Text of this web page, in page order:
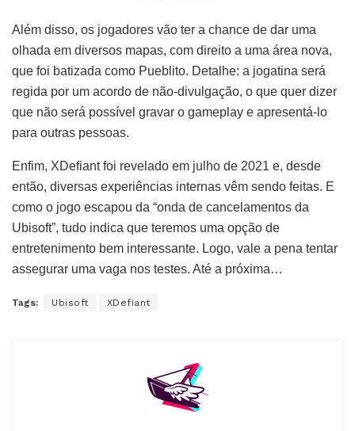
Além disso, os jogadores vão ter a chance de dar uma
olhada em diversos mapas, com direito a uma área nova,
que foi batizada como Pueblito. Detalhe: a jogatina será
regida por um acordo de não-divulgação, o que quer dizer
que não será possível gravar o gameplay e apresentá-lo
para outras pessoas.
Enfim, XDefiant foi revelado em julho de 2021 e, desde
então, diversas experiências internas vêm sendo feitas. E
como o jogo escapou da “onda de cancelamentos da
Ubisoft”, tudo indica que teremos uma opção de
entretenimento bem interessante. Logo, vale a pena tentar
assegurar uma vaga nos testes. Até a próxima…
Tags: Ubisoft XDefiant